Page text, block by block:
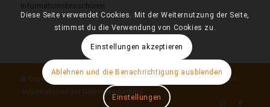
Informationsbroschüren
© Copyright - Technisches Berufskolleg Färberstraße - Impressum -
Informationen zur Datenverarbeitung
Diese Seite verwendet Cookies. Mit der Weiternutzung der Seite,
stimmst du die Verwendung von Cookies zu.
Einstellungen akzeptieren
Ablehnen und die Benachrichtigung ausblenden
Einstellungen